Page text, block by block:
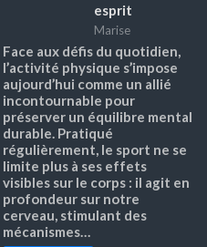
esprit
Marise
Face aux défis du quotidien,
l’activité physique s’impose
aujourd’hui comme un allié
incontournable pour
préserver un équilibre mental
durable. Pratiqué
régulièrement, le sport ne se
limite plus à ses effets
visibles sur le corps : il agit en
profondeur sur notre
cerveau, stimulant des
mécanismes…